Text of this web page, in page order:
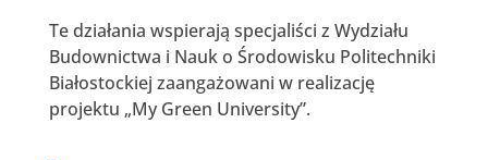
Te działania wspierają specjaliści z Wydziału
Budownictwa i Nauk o Środowisku Politechniki
Białostockiej zaangażowani w realizację
projektu „My Green University”.